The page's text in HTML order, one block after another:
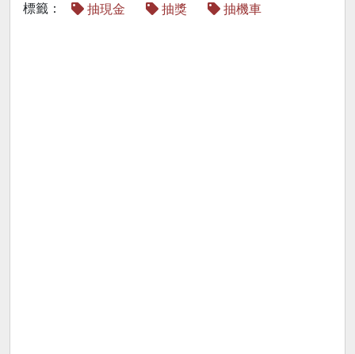
標籤： 抽現金 抽獎 抽機車